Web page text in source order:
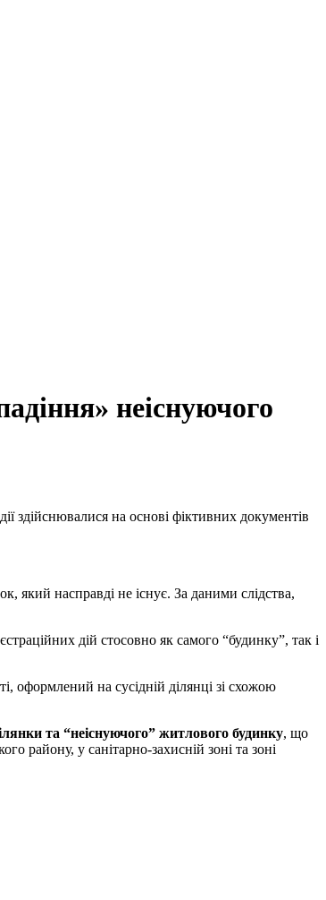
неіснуючого
здійснювалися на основі фіктивних документів
який насправді не існує. За даними слідства,
дій стосовно як самого “будинку”, так і
оформлений на сусідній ділянці зі схожою
та “неіснуючого” житлового будинку, що
району, у санітарно-захисній зоні та зоні